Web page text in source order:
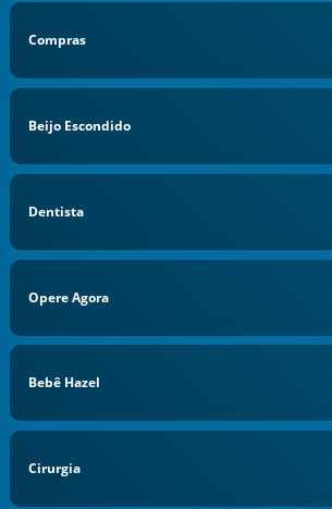
Compras
Beijo Escondido
Dentista
Opere Agora
Bebê Hazel
Cirurgia